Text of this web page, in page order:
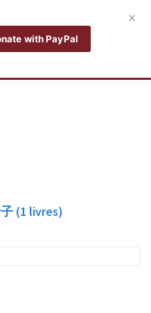
Français
Mes livres
with PayPal
×
(1 livres)